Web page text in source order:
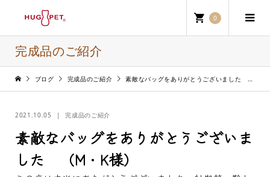
0
完成品のご紹介
ブログ 完成品のご紹介 素敵なバッグをありがとうございました （M・K様）
2021.10.05 完成品のご紹介
素敵なバッグをありがとうございま
した （M・K様）